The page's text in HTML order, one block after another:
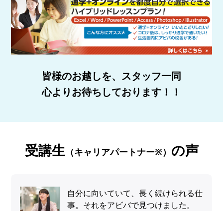
皆様のお越しを、スタッフ一同
心よりお待ちしております！！
受講生（キャリアパートナー※） の声
自分に向いていて、長く続けられる仕
事。それをアビバで見つけました。